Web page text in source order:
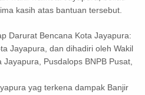
kasih atas bantuan tersebut.
Darurat Bencana Kota Jayapura:
Jayapura, dan dihadiri oleh Wakil
Pusdalops BNPB Pusat,
yag terkena dampak Banjir